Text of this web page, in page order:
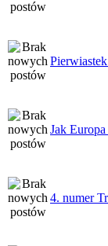
Jak
4. numer